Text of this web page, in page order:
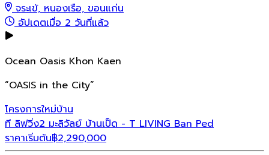
จระเข้, หนองเรือ, ขอนแก่น
อัปเดตเมื่อ 2 วันที่แล้ว
Ocean Oasis Khon Kaen
“OASIS in the City”
โครงการใหม่บ้าน
ที ลิฟวิ่ง2 มะลิวัลย์ บ้านเป็ด - T LIVING Ban Ped
ราคาเริ่มต้น฿2,290,000